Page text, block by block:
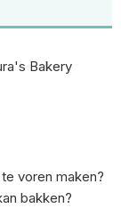
Bakery
voren maken?
bakken?